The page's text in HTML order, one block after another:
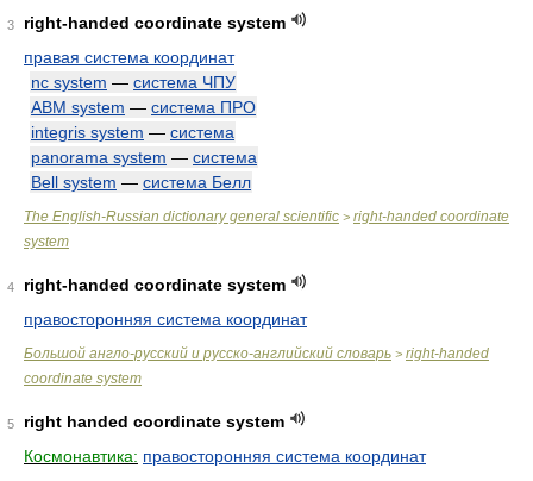
3
right-handed coordinate system
правая система координат
nc system — система ЧПУ
ABM system — система ПРО
integris system — система
panorama system — система
Bell system — система Белл
The English-Russian dictionary general scientific > right-handed coordinate
system
4
right-handed coordinate system
правосторонняя система координат
Большой англо-русский и русско-английский словарь > right-handed
coordinate system
5
right handed coordinate system
Космонавтика: правосторонняя система координат